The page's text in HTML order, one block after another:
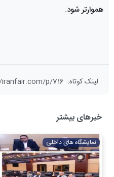
هموارتر شود.
لینک کوتاه:
p/716
خبرهای بیشتر
نمایشگاه های داخلی